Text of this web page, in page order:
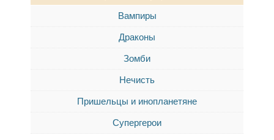
Вампиры
Драконы
Зомби
Нечисть
Пришельцы и инопланетяне
Супергерои